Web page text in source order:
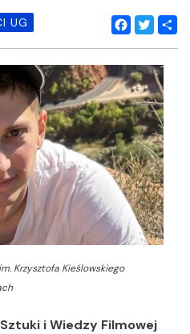
Facebook
Twitter
UG
Krzysztofa Kieślowskiego
i Wiedzy Filmowej